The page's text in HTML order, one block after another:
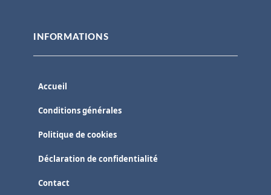
INFORMATIONS
Accueil
Conditions générales
Politique de cookies
Déclaration de confidentialité
Contact